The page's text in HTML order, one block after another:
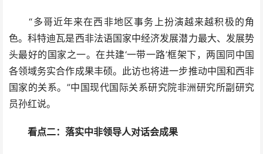
“多哥近年来在西非地区事务上扮演越来越积极的角
色。科特迪瓦是西非法语国家中经济发展潜力最大、发展势
头最好的国家之一。在共建‘一带一路’框架下，两国同中国
各领域务实合作成果丰硕。此访也将进一步推动中国和西非
国家的关系。”中国现代国际关系研究院非洲研究所副研究
员孙红说。
看点二：落实中非领导人对话会成果